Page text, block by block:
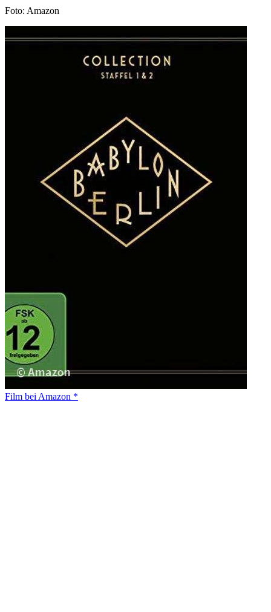
Foto: Amazon
Film bei Amazon *